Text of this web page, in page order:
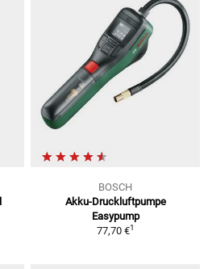
BOSCH
Akku-Druckluftpumpe
Easypump
77,70 €1